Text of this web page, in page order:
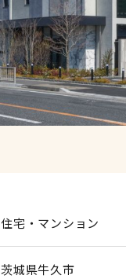
住宅・マンション
茨城県牛久市